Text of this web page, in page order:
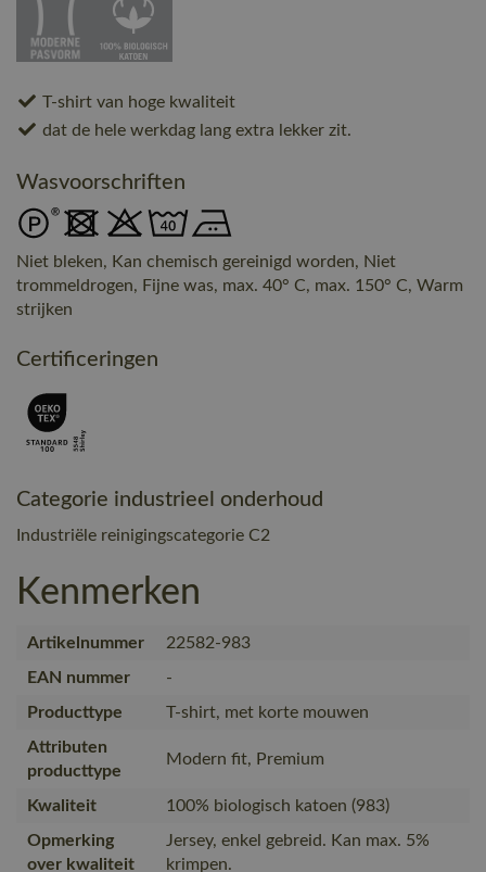
T-shirt van hoge kwaliteit
dat de hele werkdag lang extra lekker zit.
Wasvoorschriften
Niet bleken, Kan chemisch gereinigd worden, Niet
trommeldrogen, Fijne was, max. 40° C, max. 150° C, Warm
strijken
Certificeringen
Categorie industrieel onderhoud
Industriële reinigingscategorie C2
Kenmerken
Artikelnummer
22582-983
EAN nummer
-
Producttype
T-shirt, met korte mouwen
Attributen
producttype
Modern fit, Premium
Kwaliteit
100% biologisch katoen (983)
Opmerking
over kwaliteit
Jersey, enkel gebreid. Kan max. 5%
krimpen.